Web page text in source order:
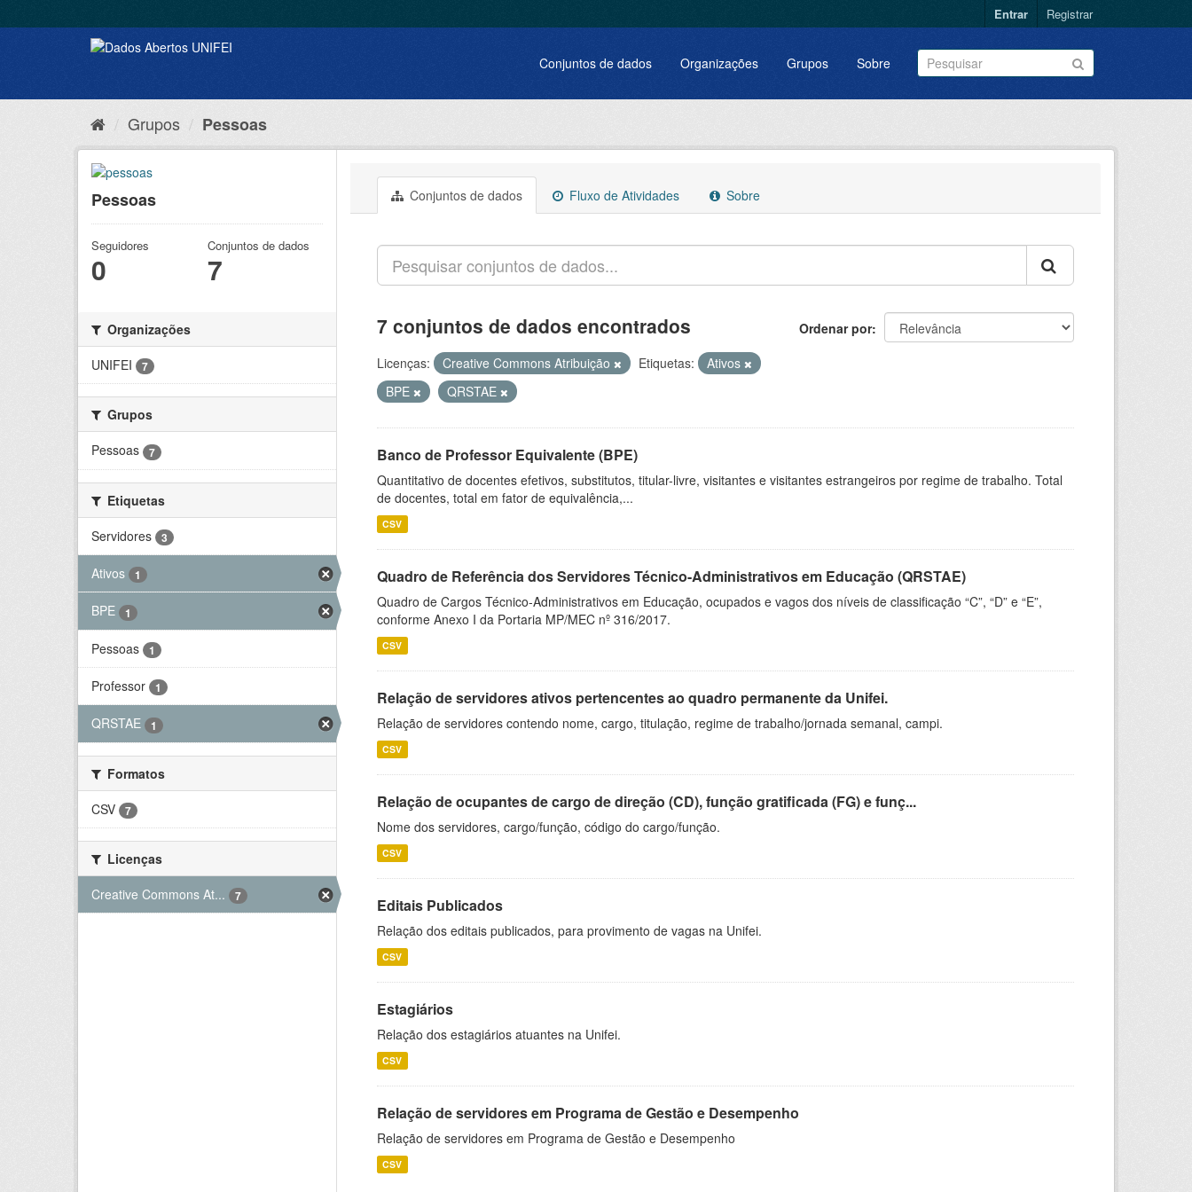
Entrar Registrar
Conjuntos de dados Organizações Grupos Sobre
Grupos Pessoas
Pessoas
Seguidores
0
Conjuntos de dados
7
Organizações
UNIFEI
7
Grupos
Pessoas
7
Etiquetas
Servidores
3
Ativos 1
BPE 1
Pessoas 1
Professor 1
QRSTAE 1
Formatos
CSV
7
Licenças
Creative Commons At...
7
Conjuntos de dados Fluxo de Atividades Sobre
Ordenar por
7 conjuntos de dados encontrados
Licenças: Creative Commons Atribuição Etiquetas:
Ativos
BPE
QRSTAE
Banco de Professor Equivalente (BPE)
Quantitativo de docentes efetivos, substitutos, titular-livre, visitantes e visitantes estrangeiros por regime de trabalho. Total
de docentes, total em fator de equivalência,...
CSV
Quadro de Referência dos Servidores Técnico-Administrativos em Educação (QRSTAE)
Quadro de Cargos Técnico-Administrativos em Educação, ocupados e vagos dos níveis de classificação “C”, “D” e “E”,
conforme Anexo I da Portaria MP/MEC nº 316/2017.
CSV
Relação de servidores ativos pertencentes ao quadro permanente da Unifei.
Relação de servidores contendo nome, cargo, titulação, regime de trabalho/jornada semanal, campi.
CSV
Relação de ocupantes de cargo de direção (CD), função gratificada (FG) e funç...
Nome dos servidores, cargo/função, código do cargo/função.
CSV
Editais Publicados
Relação dos editais publicados, para provimento de vagas na Unifei.
CSV
Estagiários
Relação dos estagiários atuantes na Unifei.
CSV
Relação de servidores em Programa de Gestão e Desempenho
Relação de servidores em Programa de Gestão e Desempenho
CSV